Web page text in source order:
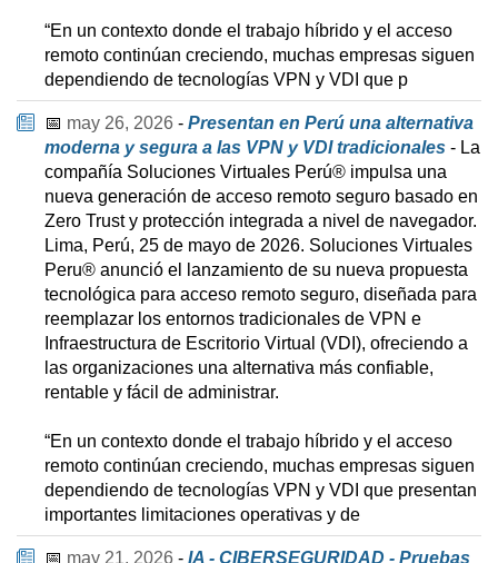
“En un contexto donde el trabajo híbrido y el acceso
remoto continúan creciendo, muchas empresas siguen
dependiendo de tecnologías VPN y VDI que p
📅 may 26, 2026 - Presentan en Perú una alternativa
moderna y segura a las VPN y VDI tradicionales - La
compañía Soluciones Virtuales Perú® impulsa una
nueva generación de acceso remoto seguro basado en
Zero Trust y protección integrada a nivel de navegador.
Lima, Perú, 25 de mayo de 2026. Soluciones Virtuales
Peru® anunció el lanzamiento de su nueva propuesta
tecnológica para acceso remoto seguro, diseñada para
reemplazar los entornos tradicionales de VPN e
Infraestructura de Escritorio Virtual (VDI), ofreciendo a
las organizaciones una alternativa más confiable,
rentable y fácil de administrar.
“En un contexto donde el trabajo híbrido y el acceso
remoto continúan creciendo, muchas empresas siguen
dependiendo de tecnologías VPN y VDI que presentan
importantes limitaciones operativas y de
📅 may 21, 2026 - IA - CIBERSEGURIDAD - Pruebas